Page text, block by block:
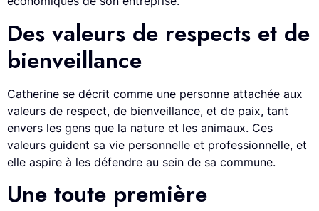
Des valeurs de respects et de
bienveillance
Catherine se décrit comme une personne attachée aux
valeurs de respect, de bienveillance, et de paix, tant
envers les gens que la nature et les animaux. Ces
valeurs guident sa vie personnelle et professionnelle, et
elle aspire à les défendre au sein de sa commune.
Une toute première